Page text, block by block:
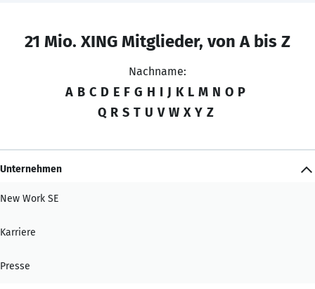
21 Mio. XING Mitglieder, von A bis Z
Nachname:
A B C D E F G H I J K L M N O P
Q R S T U V W X Y Z
Unternehmen
New Work SE
Karriere
Presse